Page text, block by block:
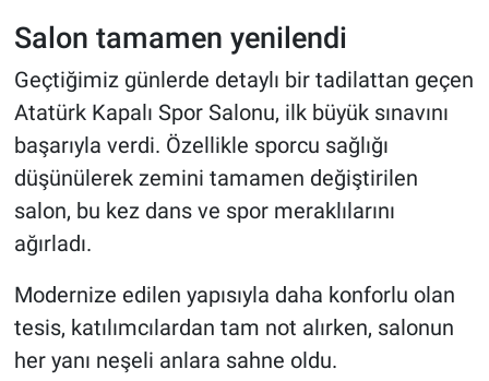
Salon tamamen yenilendi
Geçtiğimiz günlerde detaylı bir tadilattan geçen
Atatürk Kapalı Spor Salonu, ilk büyük sınavını
başarıyla verdi. Özellikle sporcu sağlığı
düşünülerek zemini tamamen değiştirilen
salon, bu kez dans ve spor meraklılarını
ağırladı.
Modernize edilen yapısıyla daha konforlu olan
tesis, katılımcılardan tam not alırken, salonun
her yanı neşeli anlara sahne oldu.